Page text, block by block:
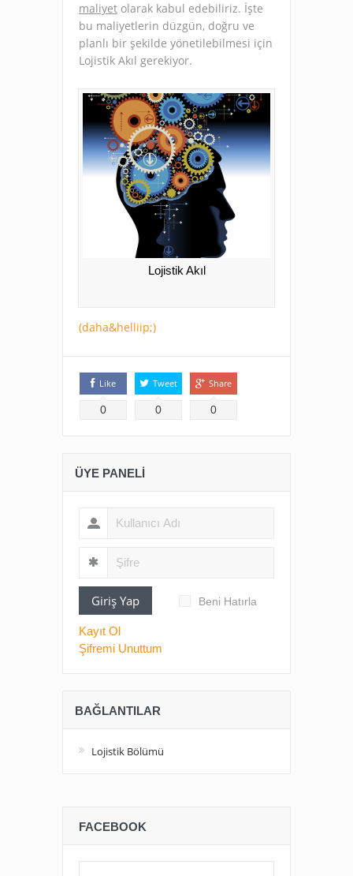
maliyet olarak kabul edebiliriz. İşte
bu maliyetlerin düzgün, doğru ve
planlı bir şekilde yönetilebilmesi için
Lojistik Akıl gerekiyor.
Lojistik Akıl
(daha&helliip;)
Like
0
Tweet
0
Share
0
ÜYE PANELI
Giriş Yap Beni Hatırla
Kayıt Ol
Şifremi Unuttum
BAĞLANTILAR
Lojistik Bölümü
FACEBOOK